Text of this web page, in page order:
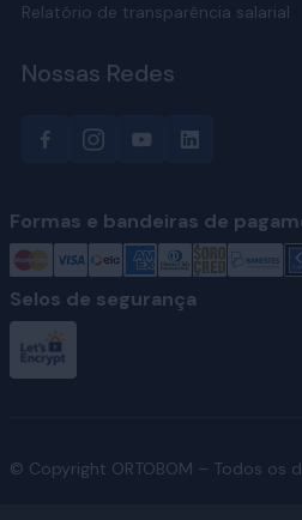
Relatório de transparência salarial
Nossas Redes
Formas e bandeiras de
Selos de segurança
© Copyright ORTOBOM – Todos os